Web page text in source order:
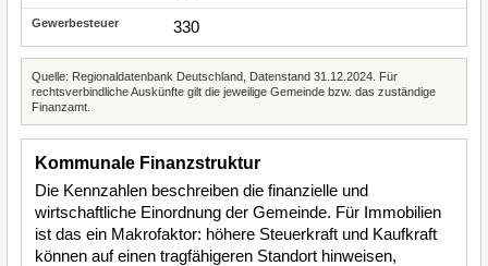
330
Quelle: Regionaldatenbank Deutschland, Datenstand 31.12.2024. Für
rechtsverbindliche Auskünfte gilt die jeweilige Gemeinde bzw. das zuständige
Finanzamt.
Kommunale Finanzstruktur
Die Kennzahlen beschreiben die finanzielle und
wirtschaftliche Einordnung der Gemeinde. Für Immobilien
ist das ein Makrofaktor: höhere Steuerkraft und Kaufkraft
können auf einen tragfähigeren Standort hinweisen,